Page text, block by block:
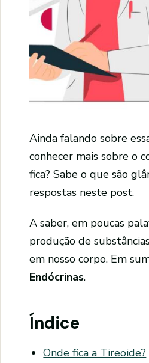
Ainda falando sobre
conhecer mais sobre o
fica? Sabe o que são
respostas neste post.
A saber, em poucas
produção de
em nosso corpo. Em
Endócrinas.
Índice
Onde fica a Tireoide?